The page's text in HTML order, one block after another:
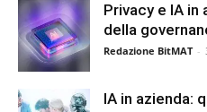
Privacy e IA in
della
Redazione BitMAT -
IA in azienda: